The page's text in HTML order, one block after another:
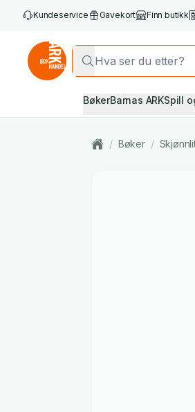
Kundeservice Gavekort Finn butikk
BøkerBarnas ARKSpill
/ Bøker /